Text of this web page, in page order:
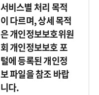
서비스별 처리 목적
이 다르며, 상세 목적
은 개인정보보호위원
회 개인정보보호 포
털에 등록된 개인정
보 파일을 참조 바랍
니다.